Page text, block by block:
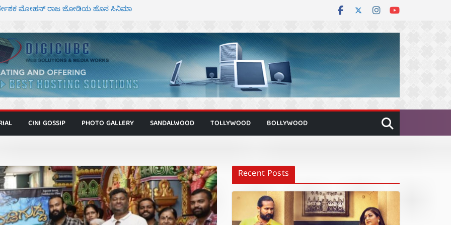
ಮಿತ್ರ ಅಭಿನಯದ “ಮಹಾನ್” ಫಸ್ಟ್ ಲುಕ್
ಕಿಟ್ಟಿ – ಮೇಘನಾರಾಜ್ ಅಭಿನಯದ “ಅಮರ್ಥ” ಚಿತ್ರ
ಅಜೇಯಂ” ಹಾಡಿದ ದೃಶ್ಯ ವೈಭವ
ಶಿವಣ್ಣ ಅಭಿನಯದ ‘ಬಾಸ್’ ಚಿತ್ರ ತೆರೆಗೆ
CINI GOSSIP PHOTO GALLERY SANDALWOOD TOLLYWOOD BOLLYWOOD
Recent Posts